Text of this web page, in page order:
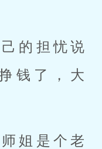
的担忧说
钱了，大
姐是个老